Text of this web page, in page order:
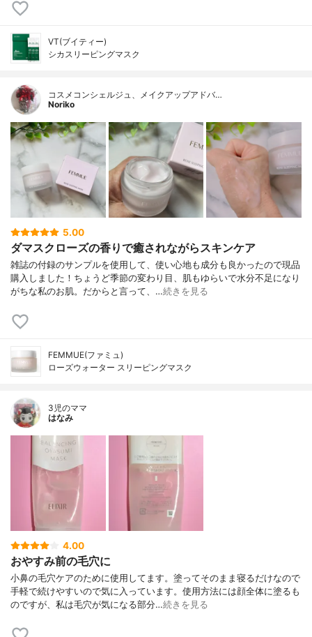
VT(ブイティー)
シカスリーピングマスク
コスメコンシェルジュ、メイクアップアドバ…
Noriko
5.00
ダマスクローズの香りで癒されながらスキンケア
雑誌の付録のサンプルを使用して、使い心地も成分も良かったので現品
購入しました！ちょうど季節の変わり目、肌もゆらいで水分不足になり
がちな私のお肌。だからと言って、…続きを見る
FEMMUE(ファミュ)
ローズウォーター スリーピングマスク
3児のママ
はなみ
4.00
おやすみ前の毛穴に
小鼻の毛穴ケアのために使用してます。塗ってそのまま寝るだけなので
手軽で続けやすいので気に入っています。使用方法には顔全体に塗るも
のですが、私は毛穴が気になる部分…続きを見る